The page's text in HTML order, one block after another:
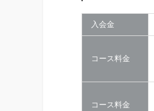
入会金
コース料金
コース料金